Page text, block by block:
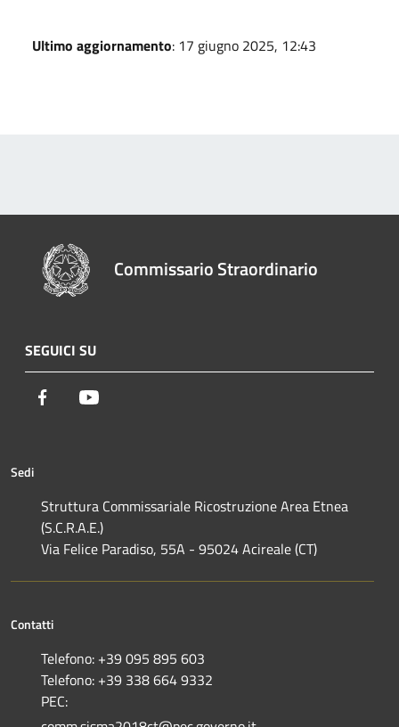
Ultimo aggiornamento: 17 giugno 2025, 12:43
Commissario Straordinario
SEGUICI SU
Facebook
Sedi
Struttura Commissariale Ricostruzione Area Etnea
(S.C.R.A.E.)
Via Felice Paradiso, 55A - 95024 Acireale (CT)
Contatti
Telefono: +39 095 895 603
Telefono: +39 338 664 9332
PEC: